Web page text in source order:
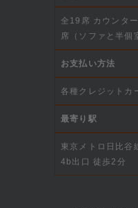
全19席 カウンタ
席（ソファと半個
お支払い方法
各種クレジットカ
最寄り駅
東京メトロ日比谷
4b出口 徒歩2分